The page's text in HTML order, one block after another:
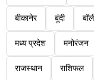
बीकानेर बूंदी
मध्य प्रदेश मनोरंजन
राजस्थान राशिफल